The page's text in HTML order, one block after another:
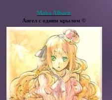
Maka Albarn
Ангел с одним крылом ©